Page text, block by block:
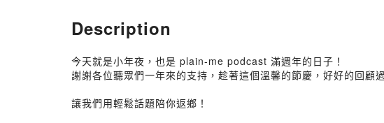
Description
今天就是小年夜，也是 plain-me podcast 滿週年的日子！
謝謝各位聽眾們一年來的支持，趁著這個溫馨的節慶，好好的回顧
讓我們用輕鬆話題陪你返鄉！